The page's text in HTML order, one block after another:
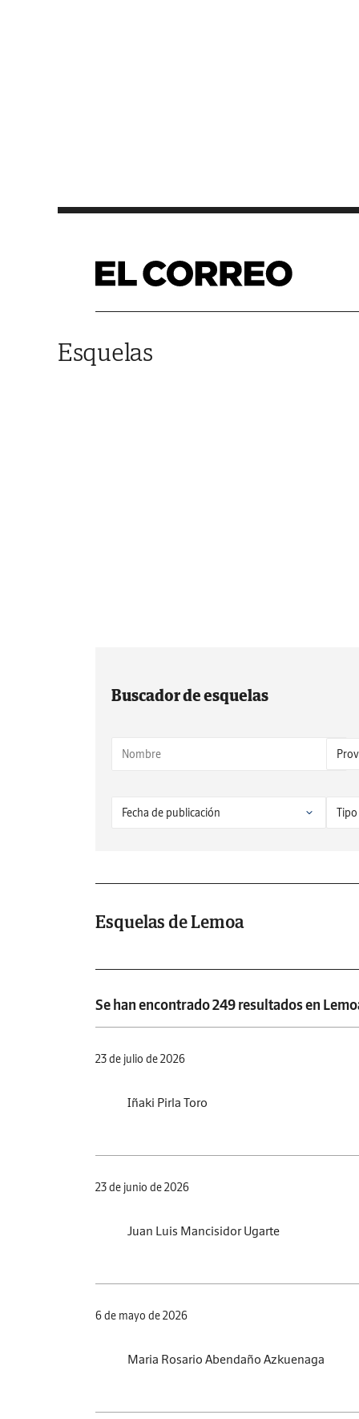
Esquelas
Buscador de esquelas
Esquelas de Lemoa
Se han encontrado 249 resultados en
23 de julio de 2026
Iñaki Pirla Toro
23 de junio de 2026
Juan Luis Mancisidor Ugarte
6 de mayo de 2026
Maria Rosario Abendaño Azkuenaga